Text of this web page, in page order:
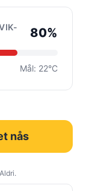
80%
Mål: 22°C
nås